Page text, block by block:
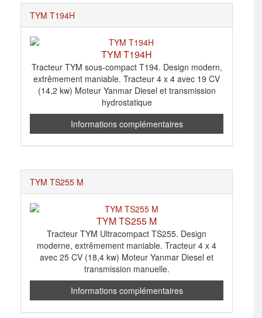
TYM T194H
TYM T194H
Tracteur TYM sous-compact T194. Design modern,
extrêmement maniable. Tracteur 4 x 4 avec 19 CV
(14,2 kw) Moteur Yanmar Diesel et transmission
hydrostatique
Informations complémentaires
TYM TS255 M
TYM TS255 M
Tracteur TYM Ultracompact TS255. Design
moderne, extrêmement maniable. Tracteur 4 x 4
avec 25 CV (18,4 kw) Moteur Yanmar Diesel et
transmission manuelle.
Informations complémentaires